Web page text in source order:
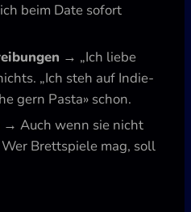
beim Date sofort
→ „Ich liebe
„Ich steh auf Indie-
gern Pasta» schon.
→ Auch wenn sie nicht
Brettspiele mag, soll